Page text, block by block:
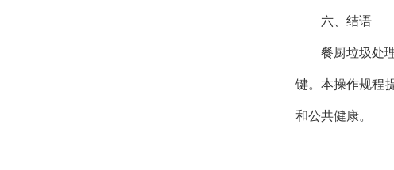
六、结语
餐厨垃圾处
键。本操作规程
和公共健康。